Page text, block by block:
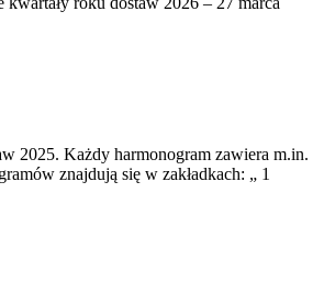
2025. Każdy harmonogram zawiera m.in.
znajdują się w zakładkach: „ 1